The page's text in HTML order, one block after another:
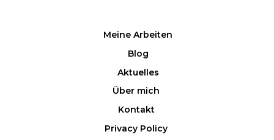
Meine Arbeiten
Blog
Aktuelles
Über mich
Kontakt
Privacy Policy